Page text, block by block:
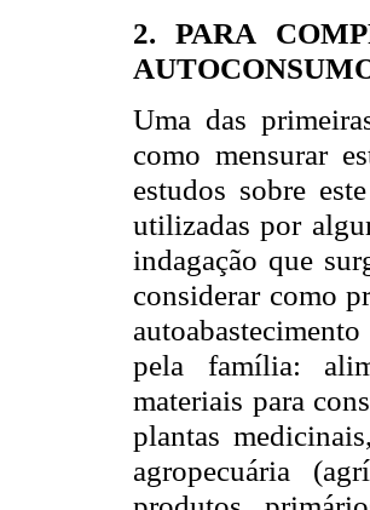
2. PARA
Uma das
como mensurar
estudos sobre
utilizadas por
indagação que
considerar como
pela família:
materiais para
plantas
agropecuária